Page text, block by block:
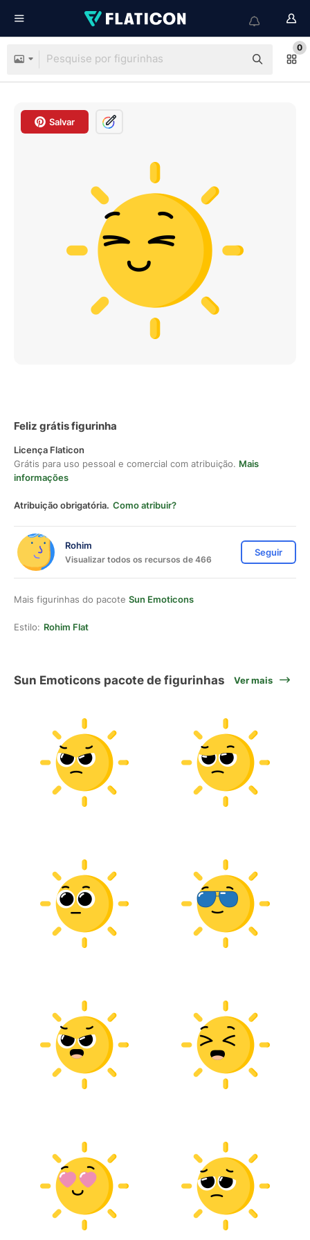
0
Salvar
Feliz grátis figurinha
Licença Flaticon
Grátis para uso pessoal e comercial com atribuição. Mais
informações
Atribuição obrigatória. Como atribuir?
Rohim
Visualizar todos os recursos de 466
Seguir
Mais figurinhas do pacote Sun Emoticons
Estilo: Rohim Flat
Sun Emoticons pacote de figurinhas Ver mais